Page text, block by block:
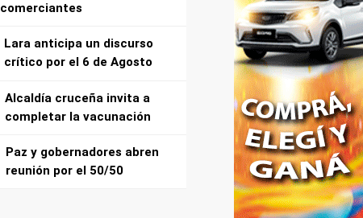
comerciantes
Lara anticipa un discurso
crítico por el 6 de Agosto
Alcaldía cruceña invita a
completar la vacunación
Paz y gobernadores abren
reunión por el 50/50